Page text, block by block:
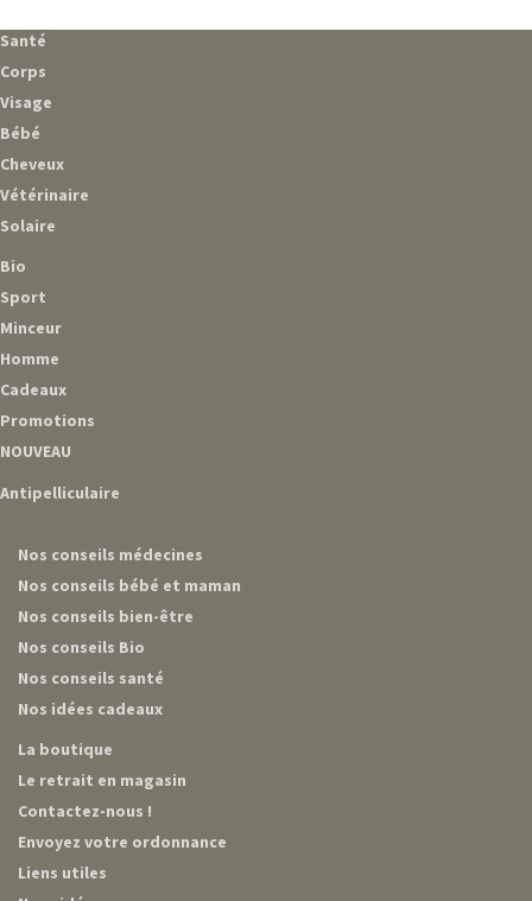
Santé
Corps
Visage
Bébé
Cheveux
Vétérinaire
Solaire
Bio
Sport
Minceur
Homme
Cadeaux
Promotions
NOUVEAU
Antipelliculaire
Nos conseils médecines
Nos conseils bébé et maman
Nos conseils bien-être
Nos conseils Bio
Nos conseils santé
Nos idées cadeaux
La boutique
Le retrait en magasin
Contactez-nous !
Envoyez votre ordonnance
Liens utiles